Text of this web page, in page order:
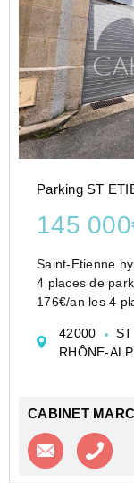
Parking ST
145
Saint-Etienne
4 places de
176€/an les 4
Cabinet
Les inf...
42000
RHÔNE-
CABINET
Contacter